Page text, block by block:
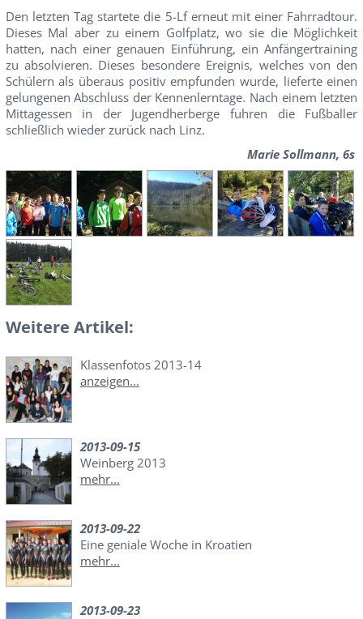
Den letzten Tag startete die 5-Lf erneut mit einer Fahrradtour.
Dieses Mal aber zu einem Golfplatz, wo sie die Möglichkeit
hatten, nach einer genauen Einführung, ein Anfängertraining
zu absolvieren. Dieses besondere Ereignis, welches von den
Schülern als überaus positiv empfunden wurde, lieferte einen
gelungenen Abschluss der Kennenlerntage. Nach einem letzten
Mittagessen in der Jugendherberge fuhren die Fußballer
schließlich wieder zurück nach Linz.
Marie Sollmann, 6s
Weitere Artikel:
Klassenfotos 2013-14
anzeigen...
2013-09-15
Weinberg 2013
mehr...
2013-09-22
Eine geniale Woche in Kroatien
mehr...
2013-09-23